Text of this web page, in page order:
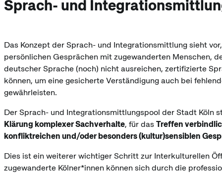
Sprach- und
Das Konzept der Sprach- und Integrationsmittlung sieht
persönlichen Gesprächen mit zugewanderten Menschen,
deutscher Sprache (noch) nicht ausreichen, zertifizierte
können, um eine gesicherte Verständigung auch bei
gewährleisten.
Der Sprach- und Integrationsmittlungspool der Stadt Köln
Klärung komplexer Sachverhalte, für dasTreffen
konfliktreichen und/oder besonders (kultur)sensiblen
Dies ist ein weiterer wichtiger Schritt zur Interkulturellen
zugewanderte Kölner*innen können sich durch die